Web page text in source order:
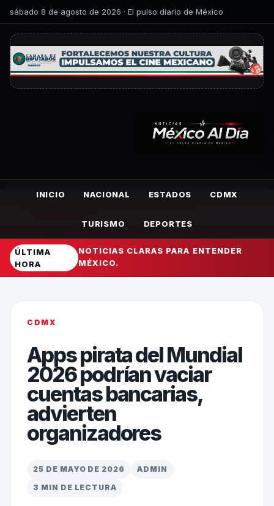
sábado 8 de agosto de 2026 · El pulso diario de México
INICIO NACIONAL ESTADOS CDMX
TURISMO DEPORTES
ÚLTIMA
HORA
NOTICIAS CLARAS PARA ENTENDER
MÉXICO.
CDMX
Apps pirata del Mundial
2026 podrían vaciar
cuentas bancarias,
advierten
organizadores
25 DE MAYO DE 2026
ADMIN
3 MIN DE LECTURA